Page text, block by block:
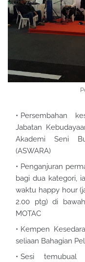
Persembahan
Jabatan
Akademi Seni
(ASWARA)
Penganjuran
bagi dua kategori,
waktu happy hour
2.00 ptg) di
MOTAC
Kempen
seliaan Bahagian
Sesi temubual